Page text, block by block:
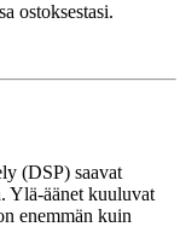
ostoksestasi.
(DSP) saavat
Ylä-äänet kuuluvat
enemmän kuin